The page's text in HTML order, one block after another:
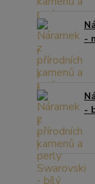
-
-